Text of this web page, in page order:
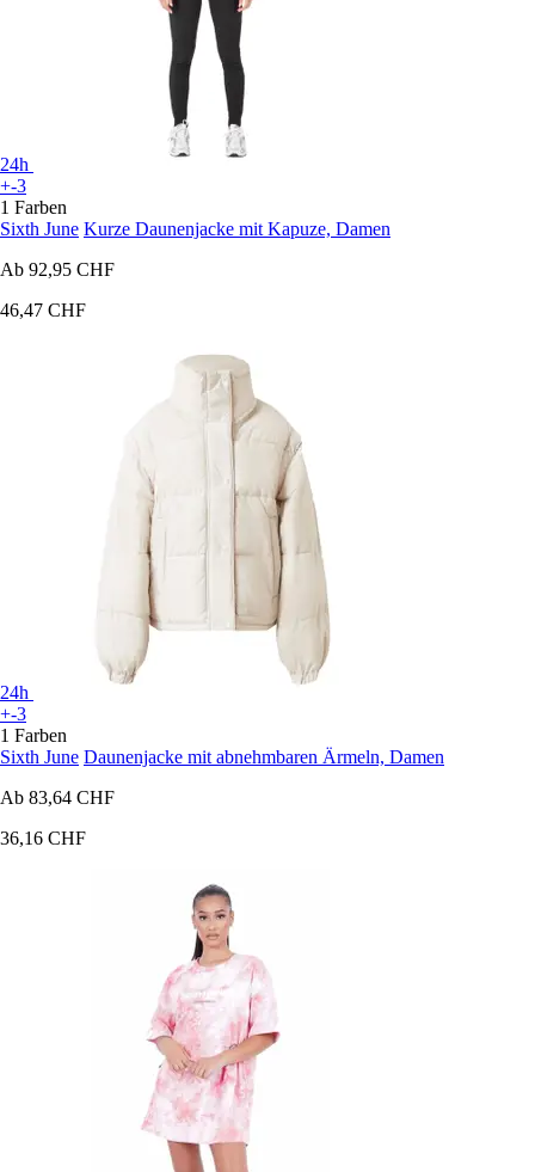
24h
+-3
1 Farben
Sixth June Kurze Daunenjacke mit Kapuze, Damen
Ab 92,95 CHF
46,47 CHF
24h
+-3
1 Farben
Sixth June Daunenjacke mit abnehmbaren Ärmeln, Damen
Ab 83,64 CHF
36,16 CHF